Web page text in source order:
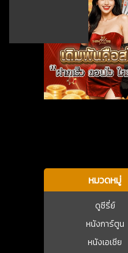
หมวดหมู่
ดูซีรี่ย์
หนังการ์ตูน
หนังเอเชีย